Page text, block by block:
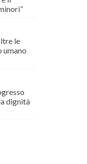
le
umano
dignità